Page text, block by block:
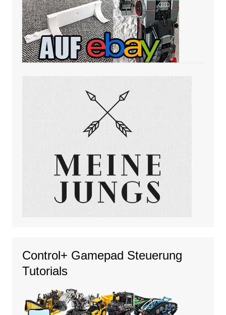
Control+ Gamepad Steuerung
Tutorials